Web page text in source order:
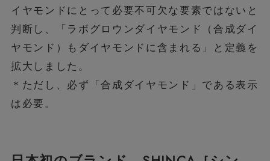
イヤモンドにとって必要不可欠な要素ではないと
判断し、「ラボグロウンダイヤモンド（合成ダイ
ヤモンド）もダイヤモンドに含まれる」と定義を
拡大しました。
＊ただし、必ず「合成ダイヤモンド」である表示
は必要。